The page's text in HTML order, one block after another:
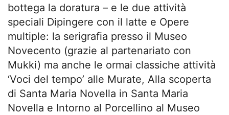
bottega la doratura – e le due attività
speciali Dipingere con il latte e Opere
multiple: la serigrafia presso il Museo
Novecento (grazie al partenariato con
Mukki) ma anche le ormai classiche attività
‘Voci del tempo’ alle Murate, Alla scoperta
di Santa Maria Novella in Santa Maria
Novella e Intorno al Porcellino al Museo